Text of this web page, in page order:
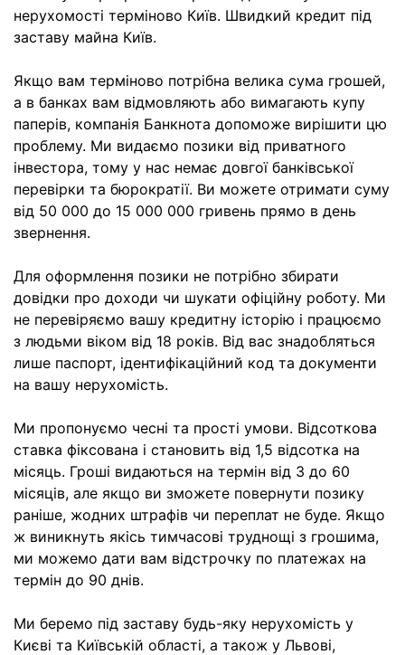
нерухомості терміново Київ. Швидкий кредит під
заставу майна Київ.
Якщо вам терміново потрібна велика сума грошей,
а в банках вам відмовляють або вимагають купу
паперів, компанія Банкнота допоможе вирішити цю
проблему. Ми видаємо позики від приватного
інвестора, тому у нас немає довгої банківської
перевірки та бюрократії. Ви можете отримати суму
від 50 000 до 15 000 000 гривень прямо в день
звернення.
Для оформлення позики не потрібно збирати
довідки про доходи чи шукати офіційну роботу. Ми
не перевіряємо вашу кредитну історію і працюємо
з людьми віком від 18 років. Від вас знадобляться
лише паспорт, ідентифікаційний код та документи
на вашу нерухомість.
Ми пропонуємо чесні та прості умови. Відсоткова
ставка фіксована і становить від 1,5 відсотка на
місяць. Гроші видаються на термін від 3 до 60
місяців, але якщо ви зможете повернути позику
раніше, жодних штрафів чи переплат не буде. Якщо
ж виникнуть якісь тимчасові труднощі з грошима,
ми можемо дати вам відстрочку по платежах на
термін до 90 днів.
Ми беремо під заставу будь-яку нерухомість у
Києві та Київській області, а також у Львові,